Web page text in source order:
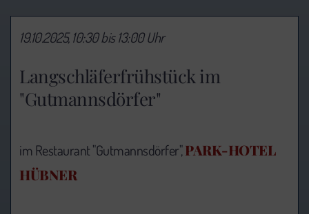
Langschläferfrühstück im
"Gutmannsdörfer"
19.10.2025, 10:30 bis 13:00 Uhr
im Restaurant "Gutmannsdörfer",PARK-HOTEL
HÜBNER